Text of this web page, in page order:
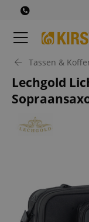
Tassen &
Lechgold